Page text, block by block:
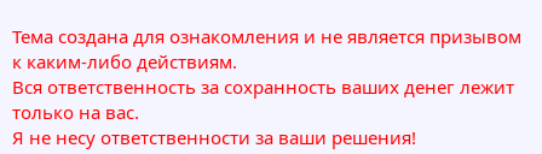
Тема создана для ознакомления и не является призывом
к каким-либо действиям.
Вся ответственность за сохранность ваших денег лежит
только на вас.
Я не несу ответственности за ваши решения!